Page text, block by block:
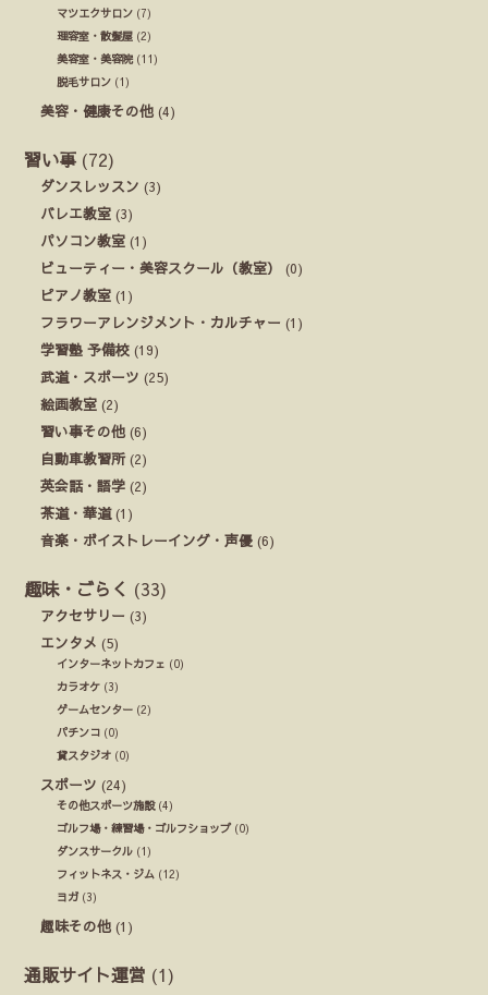
マツエクサロン (7)
理容室・散髪屋 (2)
美容室・美容院(11)
脱毛サロン (1)
美容・健康その他 (4)
習い事 (72)
ダンスレッスン (3)
バレエ教室 (3)
パソコン教室 (1)
ビューティー・美容スクール（教室）
(0)
ピアノ教室 (1)
フラワーアレンジメント・カルチャー (1)
学習塾 予備校 (19)
武道・スポーツ (25)
絵画教室 (2)
習い事その他 (6)
自動車教習所(2)
英会話・語学 (2)
茶道・華道(1)
音楽・ボイストレーイング・声優 (6)
趣味・ごらく (33)
アクセサリー (3)
エンタメ (5)
インターネットカフェ (0)
カラオケ (3)
ゲームセンター (2)
パチンコ (0)
貸スタジオ (0)
スポーツ (24)
その他スポーツ施設(4)
ゴルフ場・練習場・ゴルフショップ(0)
ダンスサークル (1)
フィットネス・ジム (12)
ヨガ (3)
趣味その他 (1)
通販サイト運営 (1)